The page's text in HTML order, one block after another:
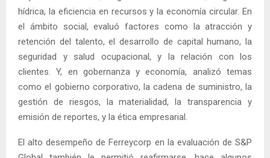
hídrica, la eficiencia en recursos y la economía circular. En
el ámbito social, evaluó factores como la atracción y
retención del talento, el desarrollo de capital humano, la
seguridad y salud ocupacional, y la relación con los
clientes. Y, en gobernanza y economía, analizó temas
como el gobierno corporativo, la cadena de suministro, la
gestión de riesgos, la materialidad, la transparencia y
emisión de reportes, y la ética empresarial.
El alto desempeño de Ferreycorp en la evaluación de S&P